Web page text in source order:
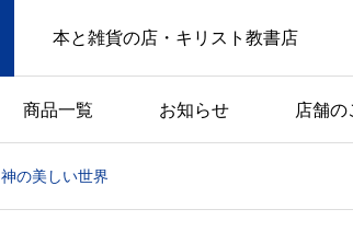
本と雑貨の店・キリスト教書店
商品一覧 お知らせ 店舗の
神の美しい世界